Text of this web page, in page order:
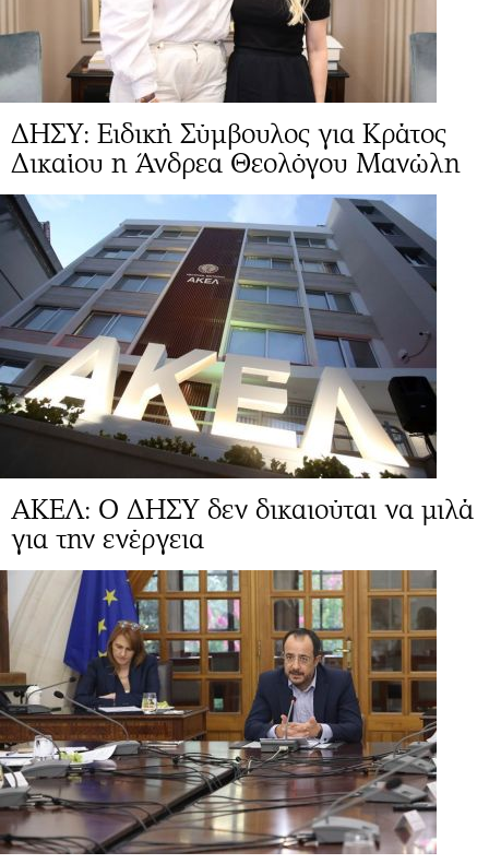
ΔΗΣΥ: Ειδική Σύμβουλος για Κράτος
Δικαίου η Άνδρεα Θεολόγου Μανώλη
ΑΚΕΛ: Ο ΔΗΣΥ δεν δικαιούται να μιλά
για την ενέργεια